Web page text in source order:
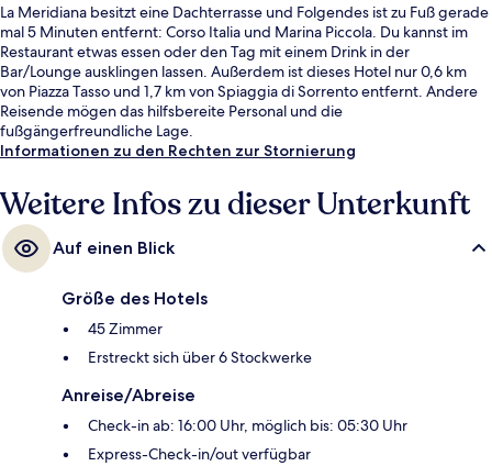
La Meridiana besitzt eine Dachterrasse und Folgendes ist zu Fuß gerade
mal 5 Minuten entfernt: Corso Italia und Marina Piccola. Du kannst im
Restaurant etwas essen oder den Tag mit einem Drink in der
Bar/Lounge ausklingen lassen. Außerdem ist dieses Hotel nur 0,6 km
von Piazza Tasso und 1,7 km von Spiaggia di Sorrento entfernt. Andere
Reisende mögen das hilfsbereite Personal und die
fußgängerfreundliche Lage.
Informationen zu den Rechten zur Stornierung
Weitere Infos zu dieser Unterkunft
Auf einen Blick
Größe des Hotels
45 Zimmer
Erstreckt sich über 6 Stockwerke
Anreise/Abreise
Check-in ab: 16:00 Uhr, möglich bis: 05:30 Uhr
Express-Check-in/out verfügbar